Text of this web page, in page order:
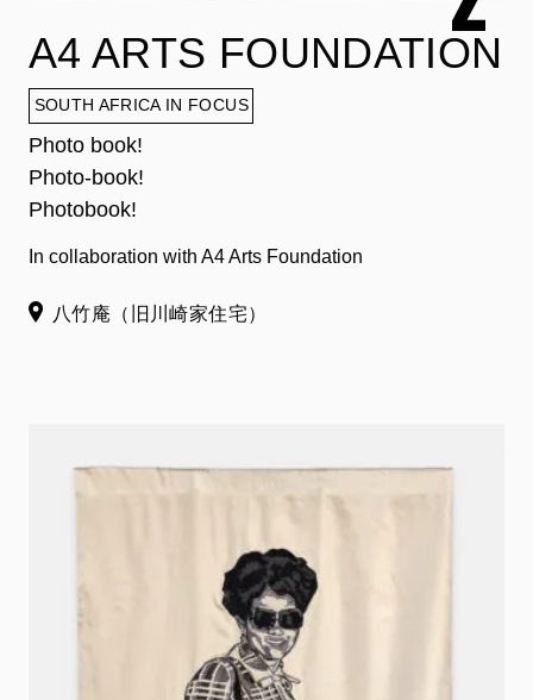
A4 ARTS FOUNDATION
SOUTH AFRICA IN FOCUS
Photo book!
Photo-book!
Photobook!
In collaboration with A4 Arts Foundation
八竹庵（旧川崎家住宅）